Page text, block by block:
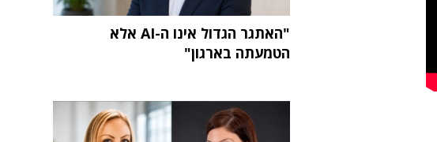
"האתגר הגדול אינו ה-AI אלא
הטמעתה בארגון"